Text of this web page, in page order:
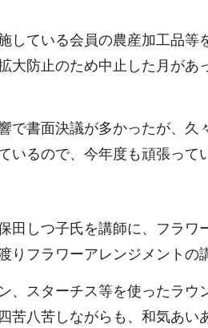
ている会員の農産加工品等
大防止のため中止した月が
書面決議が多かったが、久
いるので、今年度も頑張って
しつ子氏を講師に、フラワ
りフラワーアレンジメントの
スターチス等を使ったラウ
苦八苦しながらも、和気あ